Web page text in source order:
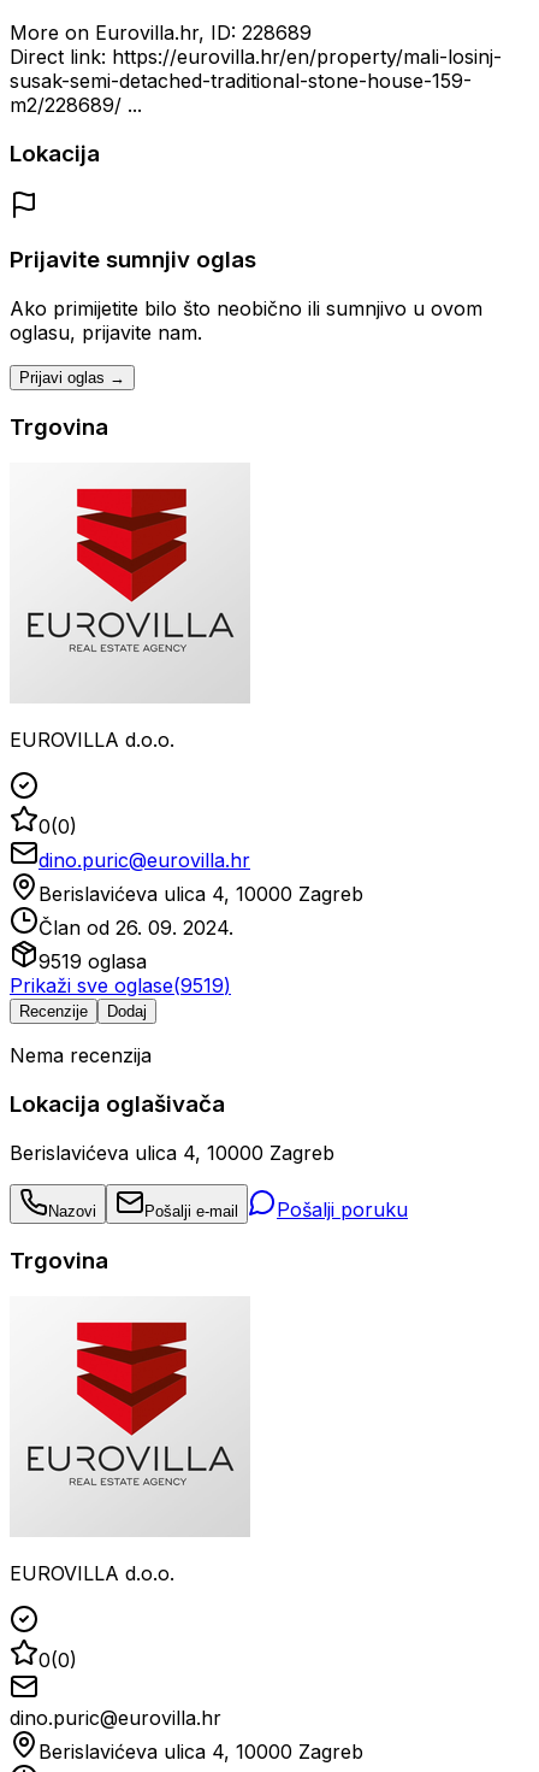
More on Eurovilla.hr, ID: 228689
Direct link: https://eurovilla.hr/en/property/mali-losinj-
susak-semi-detached-traditional-stone-house-159-
m2/228689/ ...
Lokacija
Prijavite sumnjiv oglas
Ako primijetite bilo što neobično ili sumnjivo u ovom
oglasu, prijavite nam.
Prijavi oglas →
Trgovina
EUROVILLA d.o.o.
0(0)
dino.puric@eurovilla.hr
Berislavićeva ulica 4, 10000 Zagreb
Član od 26. 09. 2024.
9519 oglasa
Prikaži sve oglase(9519)
Recenzije Dodaj
Nema recenzija
Lokacija oglašivača
Berislavićeva ulica 4, 10000 Zagreb
Nazovi Pošalji e-mail Pošalji poruku
Trgovina
EUROVILLA d.o.o.
0(0)
dino.puric@eurovilla.hr
Berislavićeva ulica 4, 10000 Zagreb